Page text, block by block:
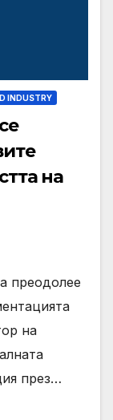
INDUSTRY
на
преодолее
на
през…